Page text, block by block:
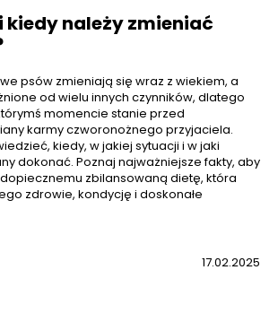
kiedy należy zmieniać
psów zmieniają się wraz z wiekiem, a
od wielu innych czynników, dlatego
momencie stanie przed
karmy czworonożnego przyjaciela.
kiedy, w jakiej sytuacji i w jaki
dokonać. Poznaj najważniejsze fakty, aby
zbilansowaną dietę, która
zdrowie, kondycję i doskonałe
17.02.2025